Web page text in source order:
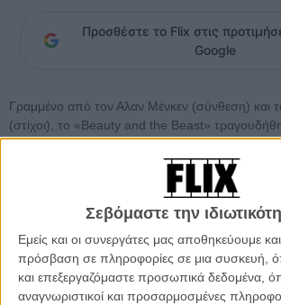
Σεβόμαστε την
Εμείς και οι συνεργάτες μας αποθηκεύουμε
πρόσβαση σε πληροφορίες σε μια συσκευή,
και επεξεργαζόμαστε προσωπικά δεδομένα,
αναγνωριστικοί και προσαρμοσμένες
Προσθέστε το Flix στις
Google
Γραμμένο από τον Αλαν Μένκεν (σύνθεση) και
(στίχοι), το «Beauty and the Beast»
στο ομώνυμο κλασικό φιλμ της Disney το 1991
Λάνσμπουρι που στο ρόλο της τσαγιέρας
χορό της Μπελ με το Τέρας σε μια από τις
ιστορία των κινουμένων σχεδίων.
Το τραγούδι κέρδισε τη Χρυσή Σφαίρα
Οσκαρ Καλύτερου Τραγουδιού, το Grammy
για τον Κινηματογράφο, ενώ στη γνωστή
εκμετάλλευσης των τραγουδιών των μιούζικαλ